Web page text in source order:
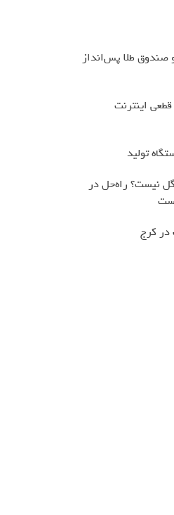
صندوق طلا پس‌انداز
اینترنت
تولید
نیست؟ راه‌حل در
در کرج